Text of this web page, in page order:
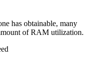
has obtainable, many
of RAM utilization.